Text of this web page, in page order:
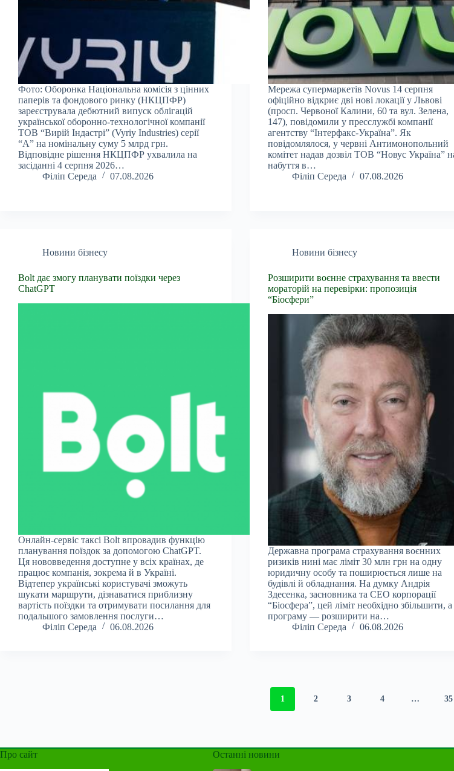
Фото: Оборонка Національна комісія з цінних
паперів та фондового ринку (НКЦПФР)
зареєструвала дебютний випуск облігацій
української оборонно-технологічної компанії
ТОВ “Вирій Індастрі” (Vyriy Industries) серії
“А” на номінальну суму 5 млрд грн.
Відповідне рішення НКЦПФР ухвалила на
засіданні 4 серпня 2026…
Філіп Середа
07.08.2026
Мережа супермаркетів Novus 14 серпня
офіційно відкриє дві нові локації у Львові
(просп. Червоної Калини, 60 та вул. Зелена,
147), повідомили у пресслужбі компанії
агентству “Інтерфакс-Україна”. Як
повідомлялося, у червні Антимонопольний
комітет надав дозвіл ТОВ “Новус Україна”
набуття в…
Філіп Середа
07.08.2026
Новини бізнесу
Bolt дає змогу планувати поїздки через
ChatGPT
Онлайн-сервіс таксі Bolt впровадив функцію
планування поїздок за допомогою ChatGPT.
Ця нововведення доступне у всіх країнах, де
працює компанія, зокрема й в Україні.
Відтепер українські користувачі зможуть
шукати маршрути, дізнаватися приблизну
вартість поїздки та отримувати посилання для
подальшого замовлення послуги…
Філіп Середа
06.08.2026
Новини бізнесу
Розширити воєнне страхування та ввести
мораторій на перевірки: пропозиція
“Біосфери”
Державна програма страхування воєнних
ризиків нині має ліміт 30 млн грн на одну
юридичну особу та поширюється лише на
будівлі й обладнання. На думку Андрія
Здесенка, засновника та CEO корпорації
“Біосфера”, цей ліміт необхідно збільшити, а
програму — розширити на…
Філіп Середа
06.08.2026
1 2 3 4 … 35
Про сайт Останні новини